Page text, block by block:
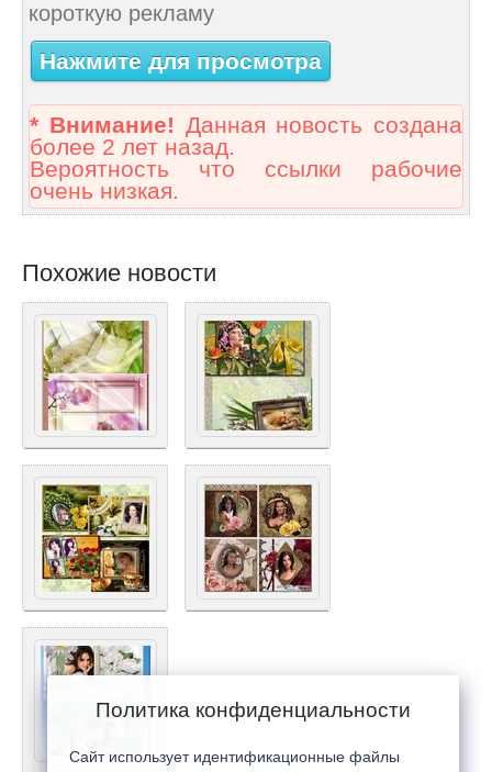
короткую рекламу
Нажмите для просмотра
* Внимание! Данная новость создана
более 2 лет назад.
Вероятность что ссылки рабочие
очень низкая.
Похожие новости
Политика конфиденциальности
Сайт использует идентификационные файлы